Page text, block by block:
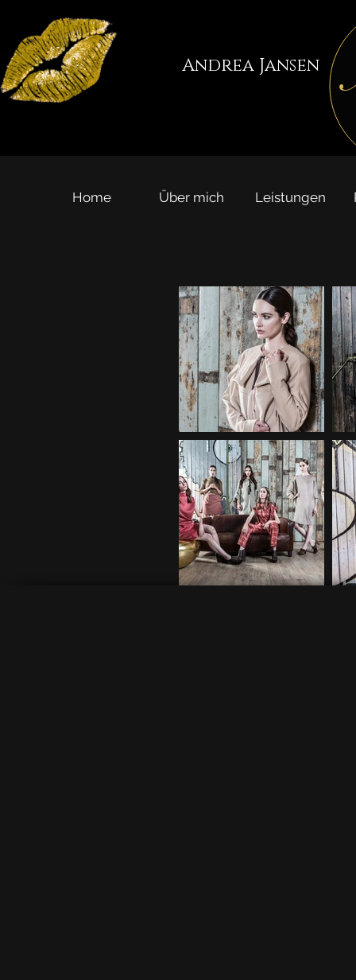
Andrea Jansen
Home Über mich Leistungen